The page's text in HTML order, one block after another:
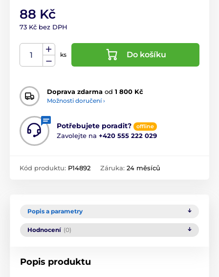
88 Kč
73 Kč bez DPH
ks Do košíku
Doprava zdarma od 1 800 Kč
Možnosti doručení ›
Potřebujete poradit? offline
Zavolejte na +420 555 222 029
Kód produktu: P14892 Záruka: 24 měsíců
Popis a parametry
Hodnocení (0)
Popis produktu